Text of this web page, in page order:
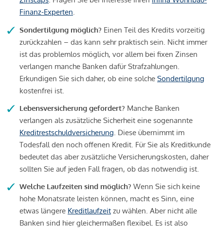
Finanz-Experten.
Sondertilgung möglich? Einen Teil des Kredits vorzeitig
zurückzahlen – das kann sehr praktisch sein. Nicht immer
ist das problemlos möglich, vor allem bei fixen Zinsen
verlangen manche Banken dafür Strafzahlungen.
Erkundigen Sie sich daher, ob eine solche Sondertilgung
kostenfrei ist.
Lebensversicherung gefordert? Manche Banken
verlangen als zusätzliche Sicherheit eine sogenannte
Kreditrestschuldversicherung. Diese übernimmt im
Todesfall den noch offenen Kredit. Für Sie als Kreditkunde
bedeutet das aber zusätzliche Versicherungskosten, daher
sollten Sie auf jeden Fall fragen, ob das notwendig ist.
Welche Laufzeiten sind möglich? Wenn Sie sich keine
hohe Monatsrate leisten können, macht es Sinn, eine
etwas längere Kreditlaufzeit zu wählen. Aber nicht alle
Banken sind hier gleichermaßen flexibel. Es ist also